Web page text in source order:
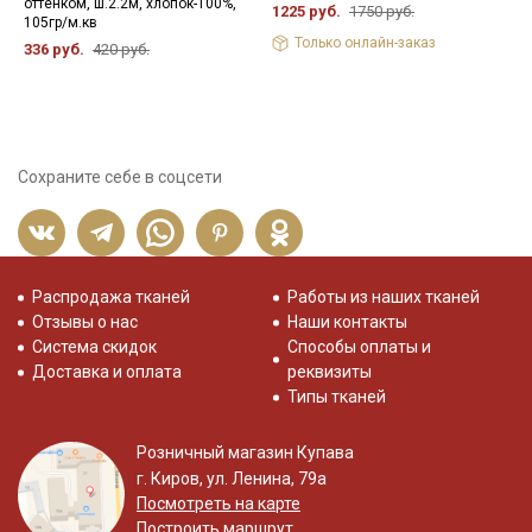
105гр/м.кв
336 руб. 420 руб.
1225 руб. 1750 руб.
Только онлайн-заказ
Сохраните себе в соцсети
Распродажа тканей
Отзывы о нас
Система скидок
Доставка и оплата
Работы из наших тканей
Наши контакты
Способы оплаты и
реквизиты
Типы тканей
Розничный магазин Купава
г. Киров, ул. Ленина, 79а
Посмотреть на карте